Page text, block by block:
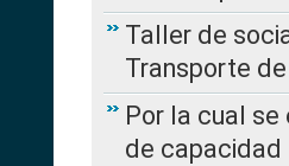
Taller de
Transporte
Por la cual
de capacidad